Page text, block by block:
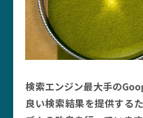
検索エンジン最大手の
良い検索結果を提供する